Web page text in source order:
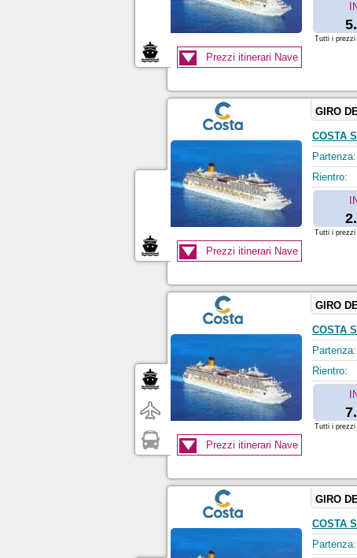
Prezzi itinerari Nave
Tutti i prezzi
GIRO
COSTA
Partenza:
Rientro:
Prezzi itinerari Nave
Tutti i prezzi
GIRO
COSTA
Partenza:
Rientro:
Prezzi itinerari Nave
Tutti i prezzi
GIRO
COSTA
Partenza: